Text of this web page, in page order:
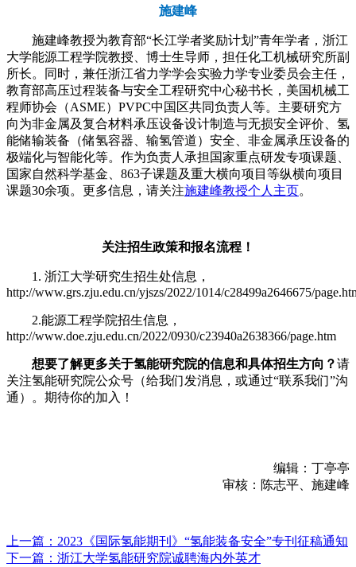
施建峰
施建峰教授为教育部“长江学者奖励计划”青年学者，浙江
大学能源工程学院教授、博士生导师，担任化工机械研究所副
所长。同时，兼任浙江省力学学会实验力学专业委员会主任，
教育部高压过程装备与安全工程研究中心秘书长，美国机械工
程师协会（ASME）PVPC中国区共同负责人等。主要研究方
向为非金属及复合材料承压设备设计制造与无损安全评价、氢
能储输装备（储氢容器、输氢管道）安全、非金属承压设备的
极端化与智能化等。作为负责人承担国家重点研发专项课题、
国家自然科学基金、863子课题及重大横向项目等纵横向项目
课题30余项。更多信息，请关注施建峰教授个人主页。
关注招生政策和报名流程！
1. 浙江大学研究生招生处信息，
http://www.grs.zju.edu.cn/yjszs/2022/1014/c28499a2646675/
2.能源工程学院招生信息，
http://www.doe.zju.edu.cn/2022/0930/c23940a2638366/page.htm
想要了解更多关于氢能研究院的信息和具体招生方向？请
关注氢能研究院公众号（给我们发消息，或通过“联系我们”沟
通）。期待你的加入！
编辑：丁亭亭
审核：陈志平、施建峰
上一篇：2023《国际氢能期刊》“氢能装备安全”专刊征稿通知
下一篇：浙江大学氢能研究院诚聘海内外英才